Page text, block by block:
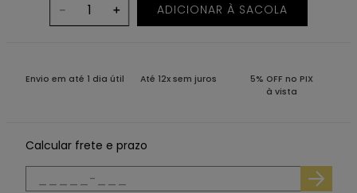
＋
－ ADICIONAR À SACOLA
Envio em até 1 dia útil Até 12x sem juros
5% OFF no PIX
à vista
Calcular frete e prazo